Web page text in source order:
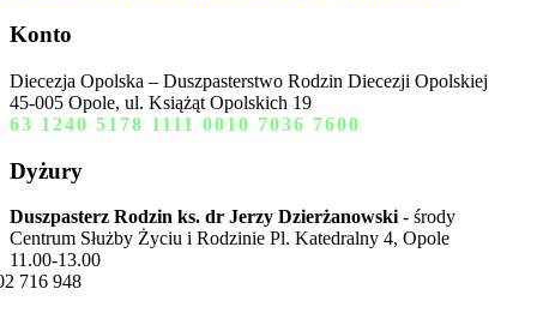
Konto
Diecezja Opolska – Duszpasterstwo Rodzin Diecezji Opolskiej
45-005 Opole, ul. Książąt Opolskich 19
63 1240 5178 1111 0010 7036 7600
Dyżury
Duszpasterz Rodzin ks. dr Jerzy Dzierżanowski - środy
Centrum Służby Życiu i Rodzinie Pl. Katedralny 4, Opole
11.00-13.00
716 948